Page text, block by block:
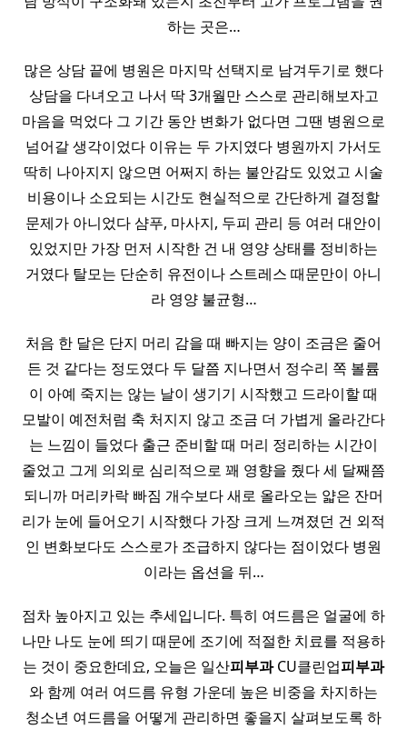
하는 곳은…
많은 상담 끝에 병원은 마지막 선택지로 남겨두기로 했다
상담을 다녀오고 나서 딱 3개월만 스스로 관리해보자고
마음을 먹었다 그 기간 동안 변화가 없다면 그땐 병원으로
넘어갈 생각이었다 이유는 두 가지였다 병원까지 가서도
딱히 나아지지 않으면 어쩌지 하는 불안감도 있었고 시술
비용이나 소요되는 시간도 현실적으로 간단하게 결정할
문제가 아니었다 샴푸, 마사지, 두피 관리 등 여러 대안이
있었지만 가장 먼저 시작한 건 내 영양 상태를 정비하는
거였다 탈모는 단순히 유전이나 스트레스 때문만이 아니
라 영양 불균형…
처음 한 달은 단지 머리 감을 때 빠지는 양이 조금은 줄어
든 것 같다는 정도였다 두 달쯤 지나면서 정수리 쪽 볼륨
이 아예 죽지는 않는 날이 생기기 시작했고 드라이할 때
모발이 예전처럼 축 처지지 않고 조금 더 가볍게 올라간다
는 느낌이 들었다 출근 준비할 때 머리 정리하는 시간이
줄었고 그게 의외로 심리적으로 꽤 영향을 줬다 세 달째쯤
되니까 머리카락 빠짐 개수보다 새로 올라오는 얇은 잔머
리가 눈에 들어오기 시작했다 가장 크게 느껴졌던 건 외적
인 변화보다도 스스로가 조급하지 않다는 점이었다 병원
이라는 옵션을 뒤…
점차 높아지고 있는 추세입니다. 특히 여드름은 얼굴에 하
나만 나도 눈에 띄기 때문에 조기에 적절한 치료를 적용하
는 것이 중요한데요, 오늘은 일산피부과CU클린업피부과
와 함께 여러 여드름 유형 가운데 높은 비중을 차지하는
청소년 여드름을 어떻게 관리하면 좋을지 살펴보도록 하